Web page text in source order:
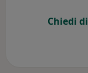
Chiedi